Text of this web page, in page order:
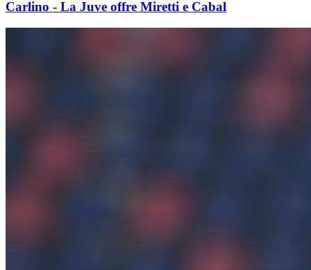
Carlino - La Juve offre Miretti e Cabal